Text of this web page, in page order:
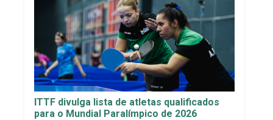
ITTF divulga lista de atletas qualificados
para o Mundial Paralímpico de 2026